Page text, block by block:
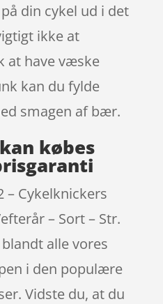
din cykel ud i det
ikke at
at have væske
kan du fylde
smagen af bær.
købes
– Cykelknickers
– Sort – Str.
alle vores
i den populære
Vidste du, at du